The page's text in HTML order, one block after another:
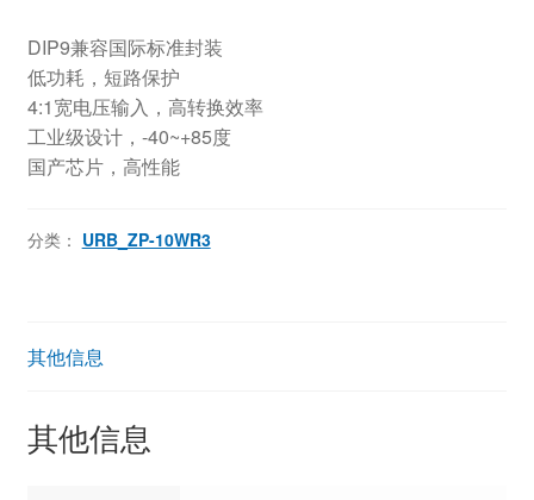
DIP9兼容国际标准封装
低功耗，短路保护
4:1宽电压输入，高转换效率
工业级设计，-40~+85度
国产芯片，高性能
分类： URB_ZP-10WR3
其他信息
其他信息